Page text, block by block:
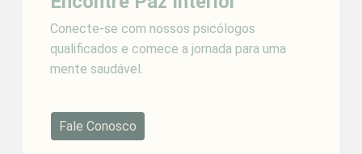
Conecte-se com nossos psicólogos
qualificados e comece a jornada para uma
mente saudável.
Fale Conosco